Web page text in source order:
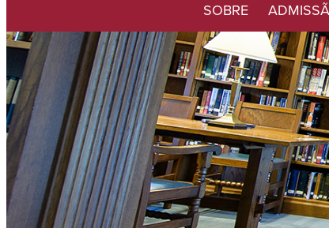
SOBRE